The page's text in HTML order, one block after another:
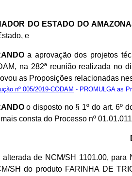
DO ESTADO DO
e
a aprovação dos projetos
na 282ª reunião realizada no
as Proposições relacionadas
nº 005/2019-CODAM - PROMULGA as
o disposto no § 1º do art. 6º
consta do Processo nº
alterada de NCM/SH 1101.00,
SH do produto FARINHA DE